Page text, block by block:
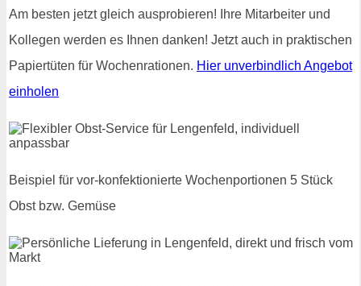
Am besten jetzt gleich ausprobieren! Ihre Mitarbeiter und
Kollegen werden es Ihnen danken! Jetzt auch in praktischen
Papiertüten für Wochenrationen. Hier unverbindlich Angebot
einholen
Beispiel für vor-konfektionierte Wochenportionen 5 Stück
Obst bzw. Gemüse